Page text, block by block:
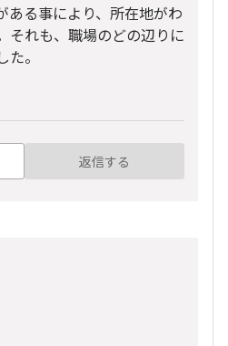
ある事により、所在地がわ
それも、職場のどの辺りに
。
返信する